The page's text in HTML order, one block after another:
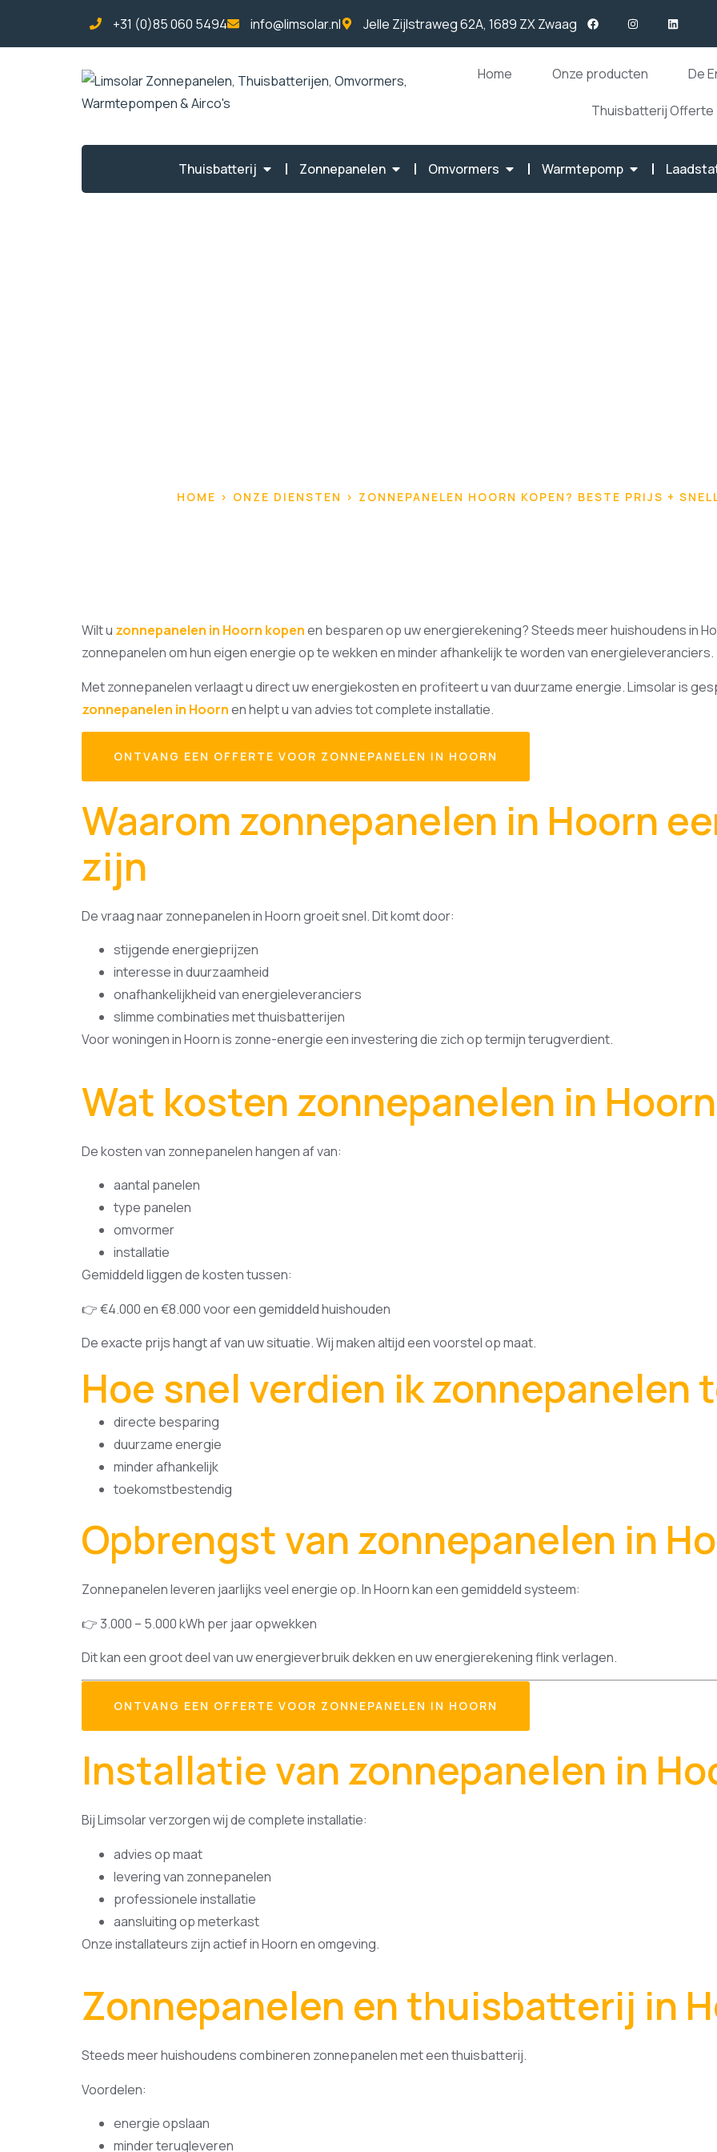
+31 (0)85 060 5494 info@limsolar.nl Jelle Zijlstraweg 62A, 1689 ZX Zwaag
Home Onze producten De
Thuisbatterij Offerte
Thuisbatterij Zonnepanelen Omvormers Warmtepomp
HOME > ONZE DIENSTEN > ZONNEPANELEN HOORN KOPEN? BESTE PRIJS +
Wilt u zonnepanelen in Hoorn kopenen besparen op uw energierekening? Steeds meer huishoudens in
zonnepanelen om hun eigen energie op te wekken en minder afhankelijk te worden van energieleveranciers.
Met zonnepanelen verlaagt u direct uw energiekosten en profiteert u van duurzame energie. Limsolar is
zonnepanelen in Hoornen helpt u van advies tot complete installatie.
ONTVANG EEN OFFERTE VOOR ZONNEPANELEN IN HOORN
Waarom zonnepanelen in Hoorn
zijn
De vraag naar zonnepanelen in Hoorn groeit snel. Dit komt door:
stijgende energieprijzen
interesse in duurzaamheid
onafhankelijkheid van energieleveranciers
slimme combinaties met thuisbatterijen
Voor woningen in Hoorn is zonne-energie een investering die zich op termijn terugverdient.
Wat kosten zonnepanelen in
De kosten van zonnepanelen hangen af van:
aantal panelen
type panelen
omvormer
installatie
Gemiddeld liggen de kosten tussen:
👉 €4.000 en €8.000 voor een gemiddeld huishouden
De exacte prijs hangt af van uw situatie. Wij maken altijd een voorstel op maat.
Hoe snel verdien ik zonnepanelen
directe besparing
duurzame energie
minder afhankelijk
toekomstbestendig
Opbrengst van zonnepanelen in
Zonnepanelen leveren jaarlijks veel energie op. In Hoorn kan een gemiddeld systeem:
👉 3.000 – 5.000 kWh per jaar opwekken
Dit kan een groot deel van uw energieverbruik dekken en uw energierekening flink verlagen.
ONTVANG EEN OFFERTE VOOR ZONNEPANELEN IN HOORN
Installatie van zonnepanelen in
Bij Limsolar verzorgen wij de complete installatie:
advies op maat
levering van zonnepanelen
professionele installatie
aansluiting op meterkast
Onze installateurs zijn actief in Hoorn en omgeving.
Zonnepanelen en thuisbatterij in
Steeds meer huishoudens combineren zonnepanelen met een thuisbatterij.
Voordelen:
energie opslaan
minder terugleveren